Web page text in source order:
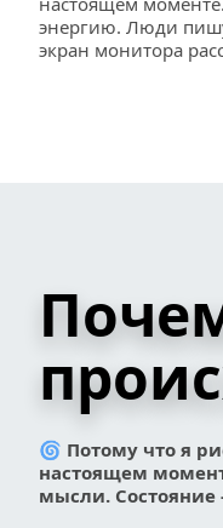
энергию. Люди
экран монитора
🌀 Потому что я
настоящем
мысли. Состояние